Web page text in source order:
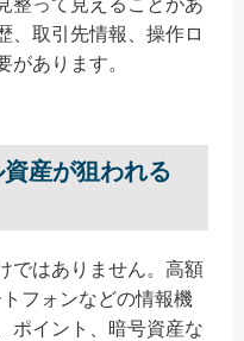
整って見えることがあ
、取引先情報、操作ロ
があります。
産が狙われる
ではありません。高額
フォンなどの情報機
ポイント、暗号資産な